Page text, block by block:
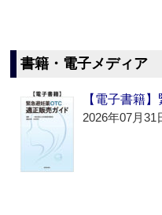
書籍・電子メディア
【電子書籍
2026年07月31